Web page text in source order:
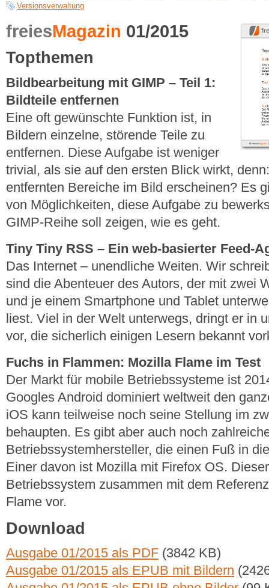
Versionsverwaltung
freiesMagazin 01/2015
Topthemen
Bildbearbeitung mit GIMP – Teil 1:
Bildteile entfernen
Eine oft gewünschte Funktion ist, in
Bildern einzelne, störende Teile zu
entfernen. Diese Aufgabe ist weniger
trivial, als sie auf den ersten Blick wirkt,
entfernten Bereiche im Bild erscheinen? Es
von Möglichkeiten, diese Aufgabe zu
GIMP-Reihe soll zeigen, wie es geht.
Tiny Tiny RSS – Ein web-basierter Feed-
Das Internet – unendliche Weiten. Wir
sind die Abenteuer des Autors, der mit zwei
und je einem Smartphone und Tablet
liest. Viel in der Welt unterwegs, dringt er in
vor, die sicherlich einigen Lesern bekannt
Fuchs in Flammen: Mozilla Flame im Test
Der Markt für mobile Betriebssysteme ist
Googles Android dominiert weltweit den
iOS kann teilweise noch seine Stellung im
behaupten. Es gibt aber auch noch
Betriebssystemhersteller, die einen Fuß in
Einer davon ist Mozilla mit Firefox OS.
Betriebssystem zusammen mit dem
Flame vor.
Download
Ausgabe 01/2015 als PDF (3842 KB)
Ausgabe 01/2015 als EPUB mit Bildern